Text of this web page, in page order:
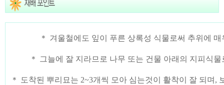
＊ 겨울철에도 잎이 푸른 상록성 식물로써 추위에
＊ 그늘에 잘 지라므로 나무 또는 건물 아래의 지피식
＊ 도착된 뿌리묘는 2~3개씩 모아 심는것이 활착이 잘 되며,